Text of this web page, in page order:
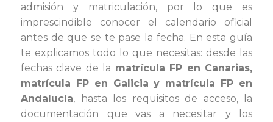
admisión y matriculación, por lo que es
imprescindible conocer el calendario oficial
antes de que se te pase la fecha. En esta guía
te explicamos todo lo que necesitas: desde las
fechas clave de la matrícula FP en Canarias,
matrícula FP en Galicia y matrícula FP en
Andalucía, hasta los requisitos de acceso, la
documentación que vas a necesitar y los